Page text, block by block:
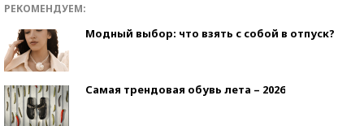
РЕКОМЕНДУЕМ:
Модный выбор: что взять с собой в отпуск?
Самая трендовая обувь лета – 2026